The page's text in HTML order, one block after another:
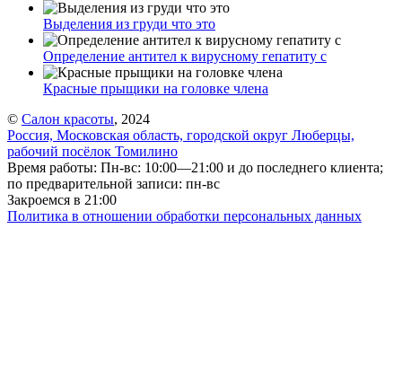
Выделения из груди что это
Определение антител к вирусному гепатиту с
Красные прыщики на головке члена
© Салон красоты, 2024
Россия, Московская область, городской округ Люберцы,
рабочий посёлок Томилино
Время работы: Пн-вс: 10:00—21:00 и до последнего клиента;
по предварительной записи: пн-вс
Закроемся в 21:00
Политика в отношении обработки персональных данных